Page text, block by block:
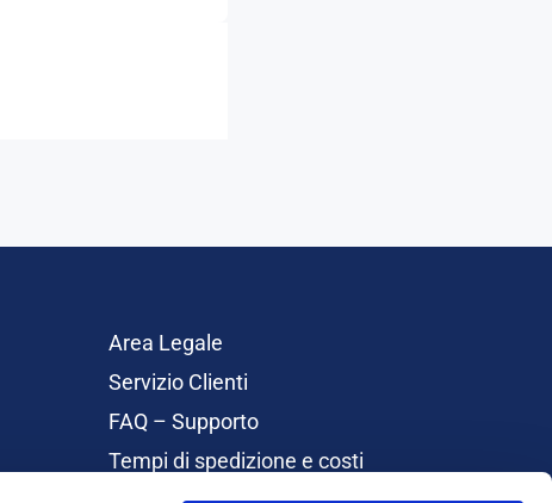
Area Legale
Servizio Clienti
FAQ – Supporto
Tempi di spedizione e costi